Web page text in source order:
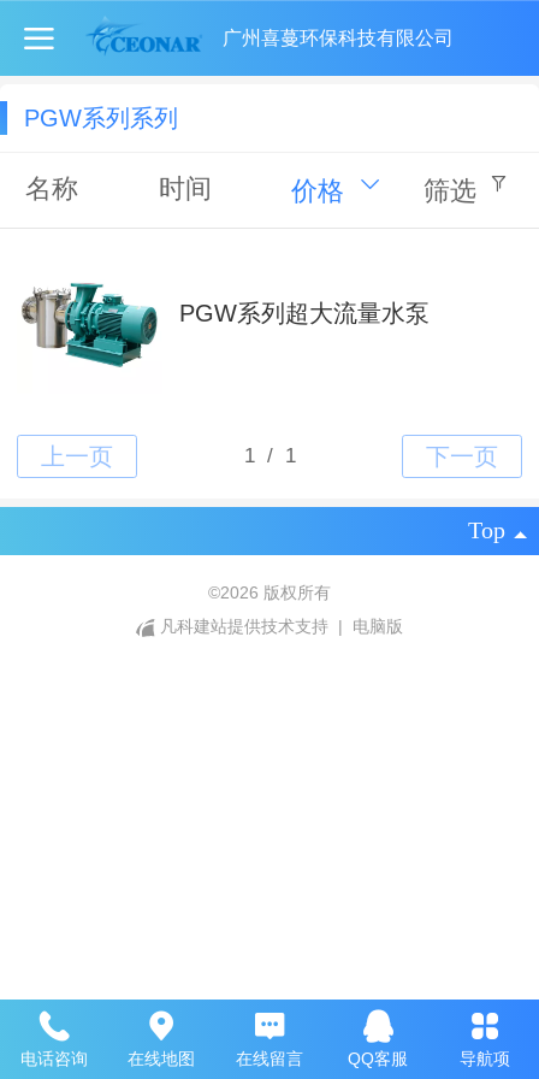
广州喜蔓环保科技有限公司
PGW系列系列
名称 时间 价格 筛选
PGW系列超大流量水泵
Top
©2026 版权所有
凡科建站提供技术支持
| 电脑版
电话咨询 在线地图 在线留言 QQ客服 导航项